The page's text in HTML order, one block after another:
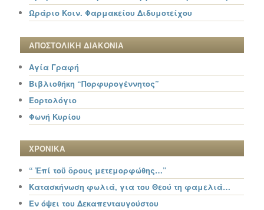
Ωράριο Κοιν. Φαρμακείου Διδυμοτείχου
ΑΠΟΣΤΟΛΙΚΗ ΔΙΑΚΟΝΙΑ
Αγία Γραφή
Βιβλιοθήκη “Πορφυρογέννητος”
Εορτολόγιο
Φωνή Κυρίου
ΧΡΟΝΙΚΑ
“ Ἐπί τοῦ ὄρους μετεμορφώθης…”
Κατασκήνωση φωλιά, για του Θεού τη φαμελιά…
Εν όψει του Δεκαπενταυγούστου